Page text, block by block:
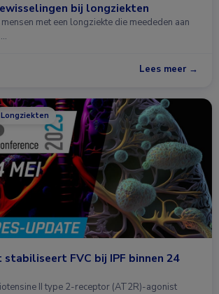
bij longziekten
met een longziekte die meededen aan
Lees meer →
Longziekten
FVC bij IPF binnen 24
II type 2-receptor (AT2R)-agonist